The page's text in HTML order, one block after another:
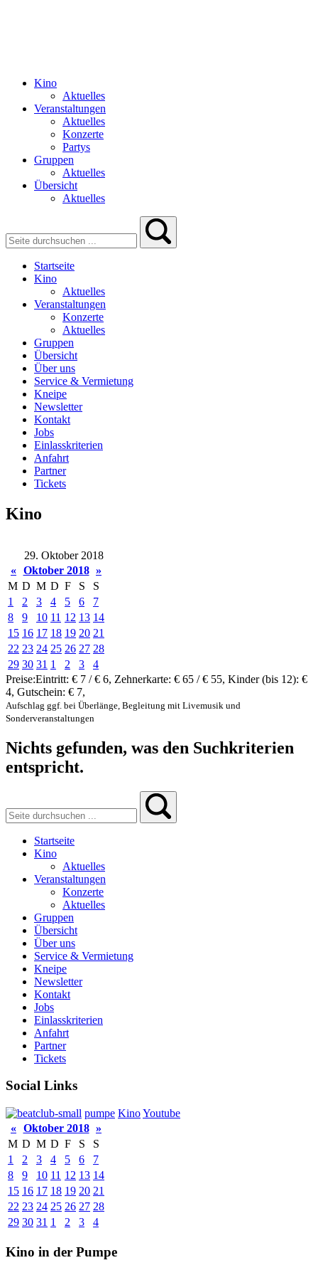
Kino
Aktuelles
Veranstaltungen
Aktuelles
Konzerte
Partys
Gruppen
Aktuelles
Übersicht
Aktuelles
Startseite
Kino
Aktuelles
Veranstaltungen
Konzerte
Aktuelles
Gruppen
Übersicht
Über uns
Service & Vermietung
Kneipe
Newsletter
Kontakt
Jobs
Einlasskriterien
Anfahrt
Partner
Tickets
Kino
29. Oktober 2018
« Oktober 2018 »
M D M D F S
S
1
2 3 4 5 6
7
8
9 10 11 12 13 14
15 16 17 18 19 20 21
22 23 24 25 26 27 28
29 30 31 1 2 3
4
Preise:Eintritt: € 7 / € 6, Zehnerkarte: € 65 / € 55, Kinder (bis 12): €
4, Gutschein: € 7,
Aufschlag ggf. bei Überlänge, Begleitung mit Livemusik und
Sonderveranstaltungen
Nichts gefunden, was den Suchkriterien
entspricht.
Startseite
Kino
Aktuelles
Veranstaltungen
Konzerte
Aktuelles
Gruppen
Übersicht
Über uns
Service & Vermietung
Kneipe
Newsletter
Kontakt
Jobs
Einlasskriterien
Anfahrt
Partner
Tickets
Social Links
pumpe KinoYoutube
« Oktober 2018 »
M D M D F S
S
1
2 3 4 5 6
7
8
9 10 11 12 13 14
15 16 17 18 19 20 21
22 23 24 25 26 27 28
29 30 31 1 2 3 4
Kino in der Pumpe